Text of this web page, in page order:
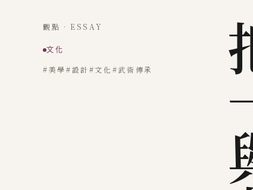
觀點 · ESSAY
文化
#美學#設計#文化 #武術傳承